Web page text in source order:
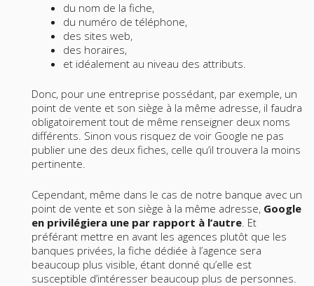
du nom de la fiche,
du numéro de téléphone,
des sites web,
des horaires,
et idéalement au niveau des attributs.
Donc, pour une entreprise possédant, par exemple, un
point de vente et son siège à la même adresse, il faudra
obligatoirement tout de même renseigner deux noms
différents. Sinon vous risquez de voir Google ne pas
publier une des deux fiches, celle qu’il trouvera la moins
pertinente.
Cependant, même dans le cas de notre banque avec un
point de vente et son siège à la même adresse, Google
en privilégiera une par rapport à l’autre . Et
préférant mettre en avant les agences plutôt que les
banques privées, la fiche dédiée à l’agence sera
beaucoup plus visible, étant donné qu’elle est
susceptible d’intéresser beaucoup plus de personnes.